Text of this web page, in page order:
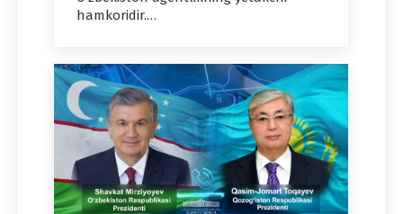
hamkoridir.…